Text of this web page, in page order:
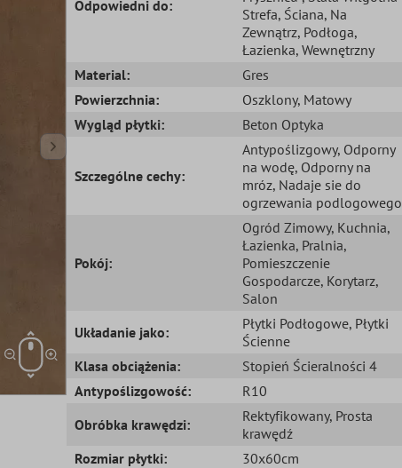
Odpowiedni do:
Strefa, Ściana, Na
Zewnątrz, Podłoga,
Łazienka, Wewnętrzny
Material:
Gres
Powierzchnia:
Oszklony, Matowy
Wygląd płytki:
Beton Optyka
Szczególne cechy:
Antypoślizgowy, Odporny
na wodę, Odporny na
mróz, Nadaje sie do
ogrzewania podlogowego
Pokój:
Ogród Zimowy, Kuchnia,
Łazienka, Pralnia,
Pomieszczenie
Gospodarcze, Korytarz,
Salon
Układanie jako:
Płytki Podłogowe, Płytki
Ścienne
Klasa obciążenia:
Stopień Ścieralności 4
Antypoślizgowość:
R10
Obróbka krawędzi:
Rektyfikowany, Prosta
krawędź
Rozmiar płytki:
30x60cm